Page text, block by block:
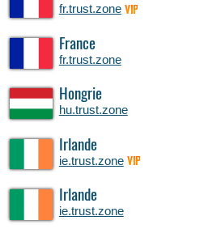
fr.trust.zone VIP
France
fr.trust.zone
Hongrie
hu.trust.zone
Irlande
ie.trust.zone VIP
Irlande
ie.trust.zone